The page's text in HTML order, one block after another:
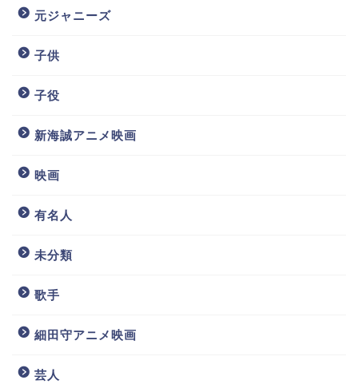
元ジャニーズ
子供
子役
新海誠アニメ映画
映画
有名人
未分類
歌手
細田守アニメ映画
芸人